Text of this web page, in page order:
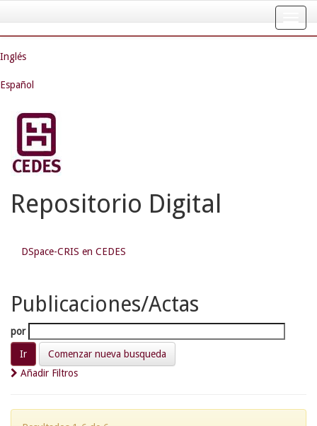
navigation
Inglés
Español
Repositorio Digital
DSpace-CRIS en CEDES
Publicaciones/Actas
por
Comenzar nueva busqueda
Añadir Filtros